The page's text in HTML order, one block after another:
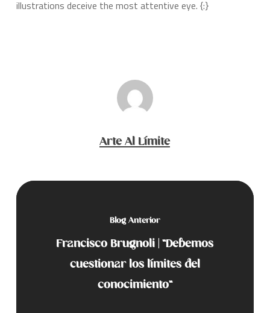
illustrations deceive the most attentive eye. {:}
Arte Al Límite
Blog Anterior
Francisco Brugnoli | "Debemos
cuestionar los límites del
conocimiento"